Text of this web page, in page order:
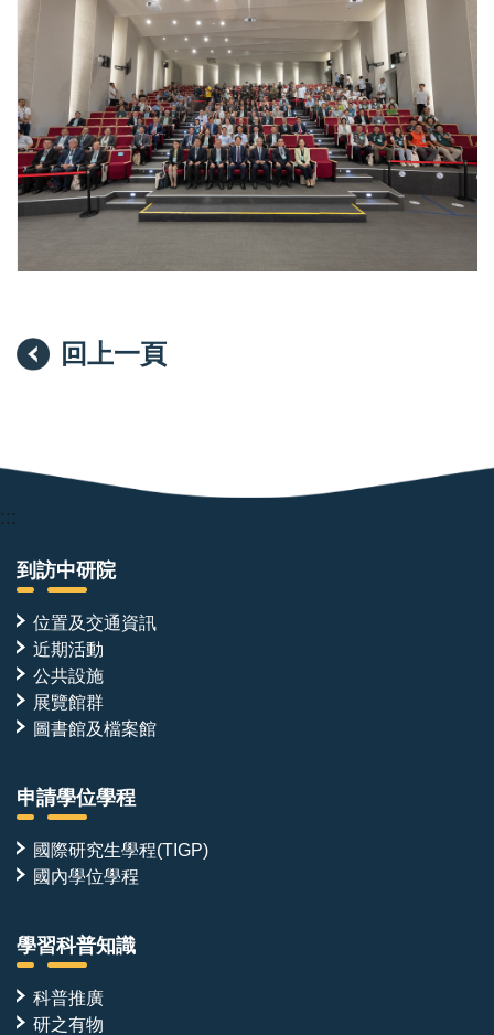
總
統。
源：
中
央
研
究
院）
院
南
開
幕
活
動
與
會
影。
源：
中
回上一頁
:::
到訪中研院
位置及交通資訊
近期活動
公共設施
展覽館群
圖書館及檔案館
申請學位學程
國際研究生學程(TIGP)
國內學位學程
學習科普知識
科普推廣
研之有物